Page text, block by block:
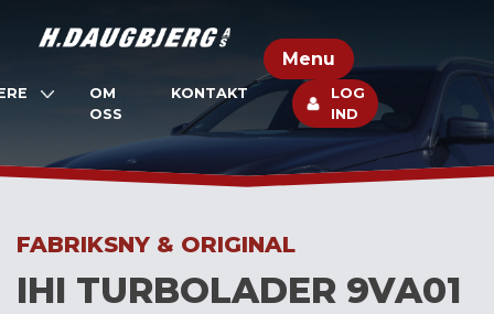
Menu
OM
OSS
KONTAKT
LOG
IND
FABRIKSNY & ORIGINAL
IHI TURBOLADER 9VA01